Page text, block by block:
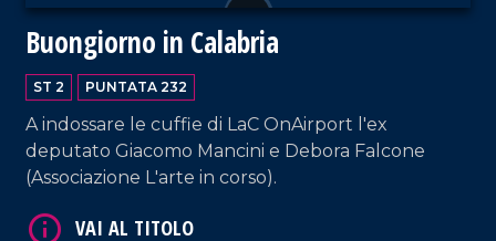
Buongiorno in Calabria
ST 2 PUNTATA 232
A indossare le cuffie di LaC OnAirport l'ex
deputato Giacomo Mancini e Debora Falcone
(Associazione L'arte in corso).
VAI AL TITOLO